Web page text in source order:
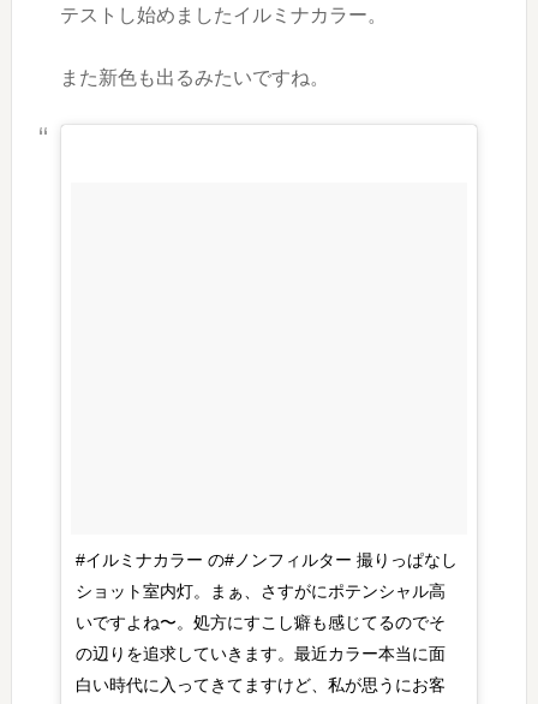
テストし始めましたイルミナカラー。
また新色も出るみたいですね。
#イルミナカラー の#ノンフィルター 撮りっぱなし
ショット室内灯。まぁ、さすがにポテンシャル高
いですよね〜。処方にすこし癖も感じてるのでそ
の辺りを追求していきます。最近カラー本当に面
白い時代に入ってきてますけど、私が思うにお客